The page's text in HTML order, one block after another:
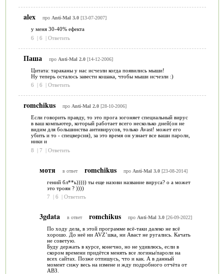
alex про Anti-Mal 3.0[13-07-2007]
у меня 30-40% ефекта
6
| 6 | Ответить
Паша про Anti-Mal 2.0[14-12-2006]
Цитата: тараканы у нас исчезли когда появились мыши!
Ну теперь осталось завести кошака, чтобы мыши исчезли :)
6
| 6 | Ответить
romchikus про Anti-Mal 2.0[28-10-2006]
Если говорить правду, то это прога зогоняет специальный вирус
в ваш компьютер, который работает всего несколько дней(он не
видим для большинства антивирусов, только Avast! может его
убить и то - спецверсия), за это время он узнает все ваши пароли,
ники и
8
| 7 | Ответить
мотя в ответ romchikus про Anti-Mal 3.0[23-08-2014]
гений бл**ь))))) ты еще назови название вируса? о а может
это троян ? ))))
7
| 6 | Ответить
3gdata в ответ romchikus про Anti-Mal 3.0[26-09-2022]
По ходу дела, в этой программе всё-таки далеко не всё
хорошо. До неё ни AVZ’шка, ни Аваст не ругались. Качать
не советую.
Буду держать в курсе, конечно, но не удивлюсь, если в
скором времени придётся менять все логины/пароли на
всех сайтах. Позже отпишусь, что и как. А в данный
момент сижу весь на измене и жду подробного отчёта от
АВЗ.